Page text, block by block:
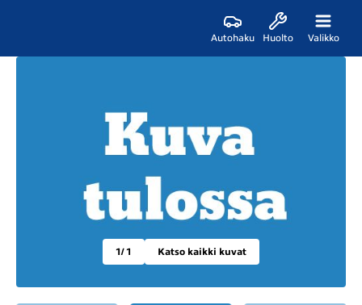
Autohaku Huolto Valikko
1/ 1 Katso kaikki kuvat